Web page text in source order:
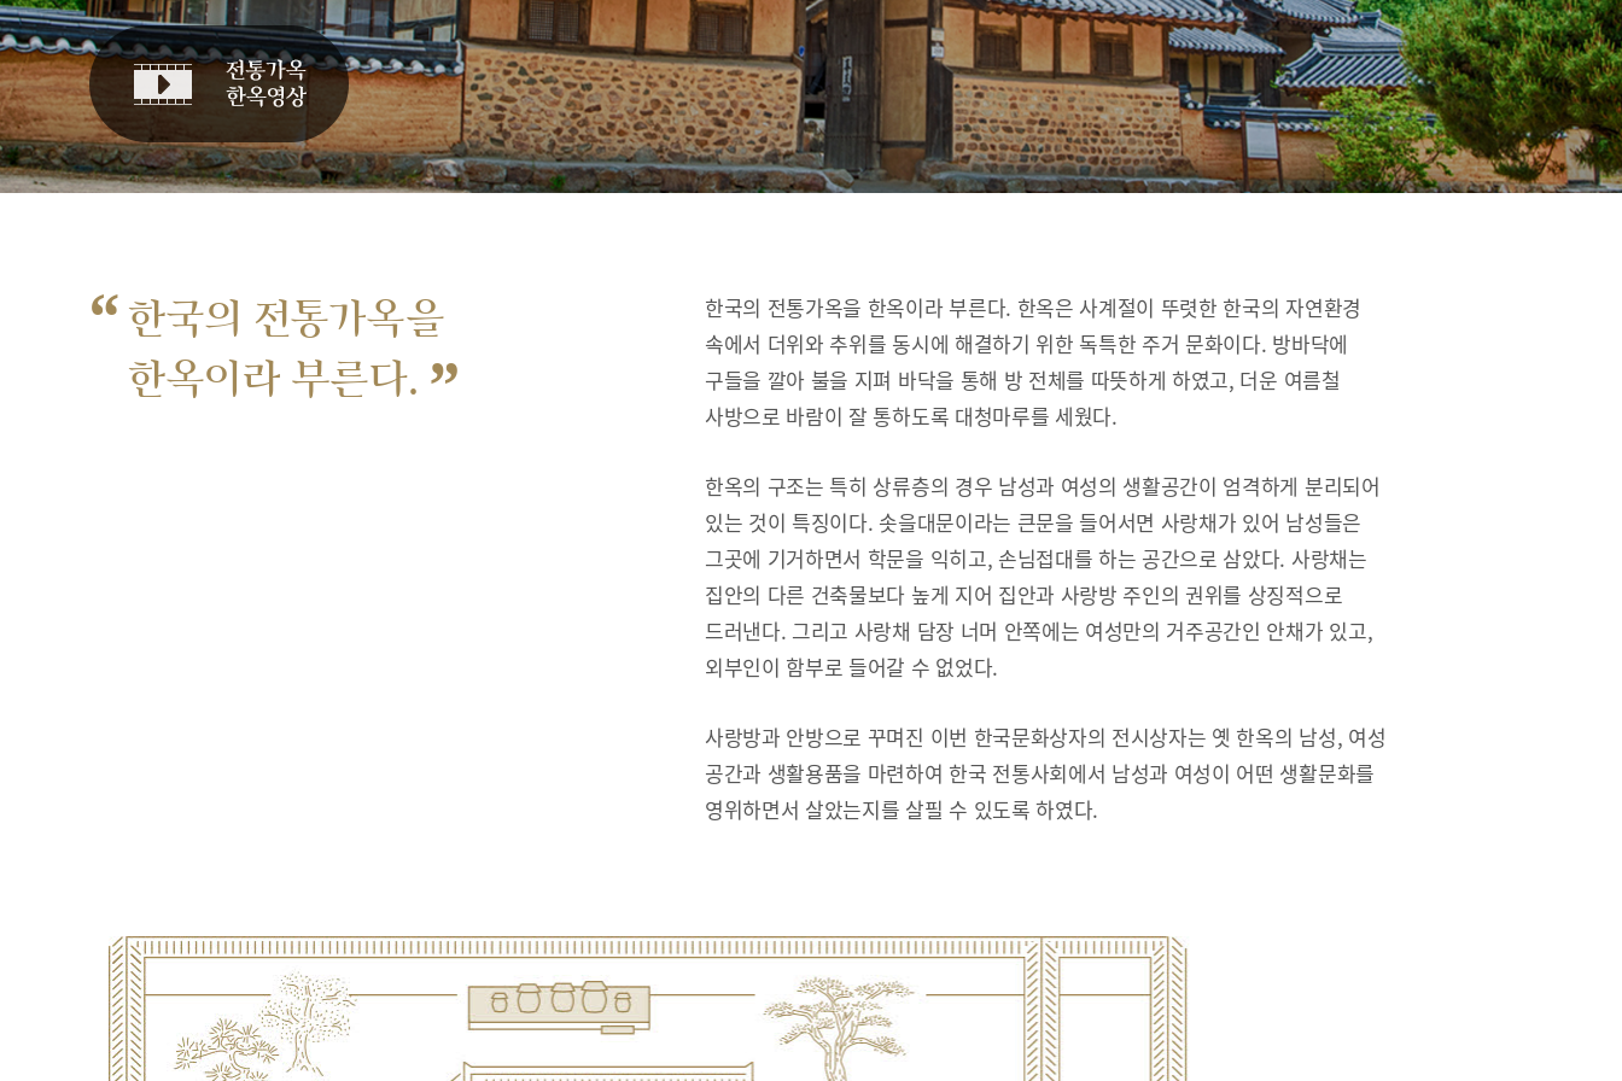
“ 한국의 전통가옥을
한옥이라 부른다. ”
한국의 전통가옥을 한옥이라 부른다. 한옥은 사계절이 뚜렷한 한국의 자연환경
속에서 더위와 추위를 동시에 해결하기 위한 독특한 주거 문화이다. 방바닥에
구들을 깔아 불을 지펴 바닥을 통해 방 전체를 따뜻하게 하였고, 더운 여름철
사방으로 바람이 잘 통하도록 대청마루를 세웠다.
한옥의 구조는 특히 상류층의 경우 남성과 여성의 생활공간이 엄격하게 분리되어
있는 것이 특징이다. 솟을대문이라는 큰문을 들어서면 사랑채가 있어 남성들은
그곳에 기거하면서 학문을 익히고, 손님접대를 하는 공간으로 삼았다. 사랑채는
집안의 다른 건축물보다 높게 지어 집안과 사랑방 주인의 권위를 상징적으로
드러낸다. 그리고 사랑채 담장 너머 안쪽에는 여성만의 거주공간인 안채가 있고,
외부인이 함부로 들어갈 수 없었다.
사랑방과 안방으로 꾸며진 이번 한국문화상자의 전시상자는 옛 한옥의 남성, 여성
공간과 생활용품을 마련하여 한국 전통사회에서 남성과 여성이 어떤 생활문화를
영위하면서 살았는지를 살필 수 있도록 하였다.